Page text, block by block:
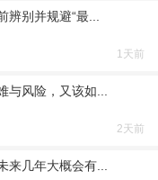
别并规避“最...
1天前
与风险，又该如...
2天前
来几年大概会有...